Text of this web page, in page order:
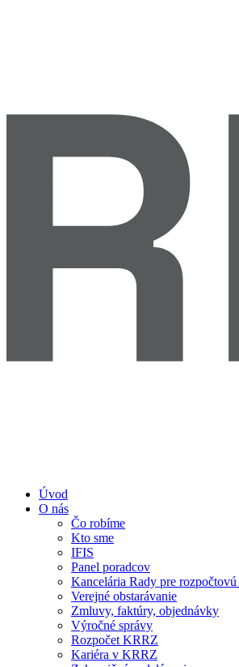
Úvod
O nás
Čo robíme
Kto sme
IFIS
Panel poradcov
Kancelária Rady pre
Verejné obstarávanie
Zmluvy, faktúry, objednávky
Výročné správy
Rozpočet KRRZ
Kariéra v KRRZ